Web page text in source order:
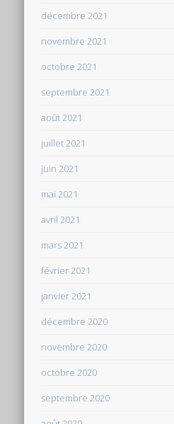
décembre 2021
novembre 2021
octobre 2021
septembre 2021
août 2021
juillet 2021
juin 2021
mai 2021
avril 2021
mars 2021
février 2021
janvier 2021
décembre 2020
novembre 2020
octobre 2020
septembre 2020